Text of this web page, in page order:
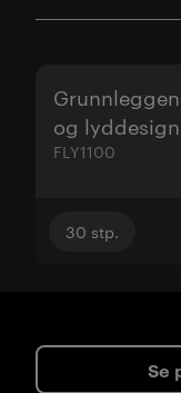
og lyddesign
FLY1100
30 stp.
Se